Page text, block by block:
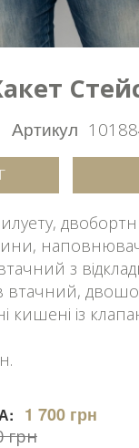
Артикул
з
втачний,
кишені із
1 700 грн
грн